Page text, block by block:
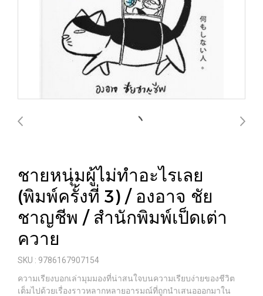
ชายหนุ่มผู้ไม่ทำอะไรเลย
(พิมพ์ครั้งที่ 3) / องอาจ ชัย
ชาญชีพ / สำนักพิมพ์เป็ดเต่า
ควาย
SKU : 9786167907154
ความเรียงบอกเล่ามุมมองที่น่าสนใจบนความเรียบง่ายของชีวิต
เต็มไปด้วยเรื่องราวหลากหลายอารมณ์ที่ถูกนำเสนอออกมาใน